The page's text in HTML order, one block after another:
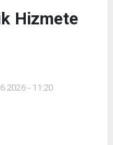
Hizmete
- 11:20